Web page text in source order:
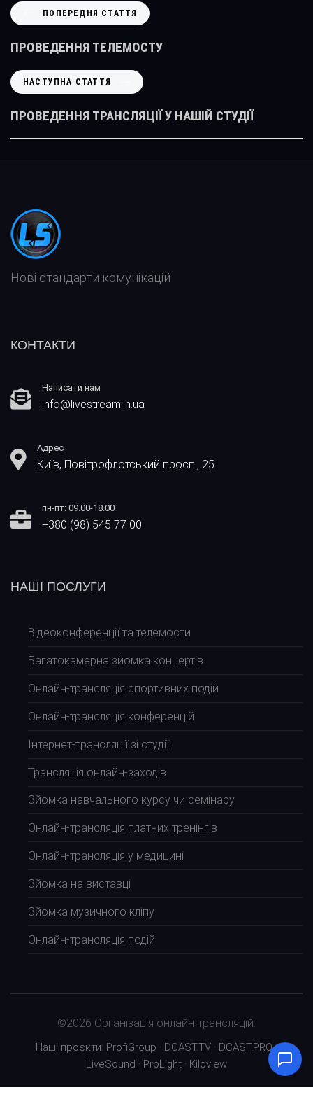
П
О
П
Р
Е
Н
Я
Т
Я
ПОПЕРЕДНЯ СТАТТЯ
ПРОВЕДЕННЯ ТЕЛЕМОСТУ
Н
А
С
У
Т
А
Т
Т
Я
НАСТУПНА СТАТТЯ
ПРОВЕДЕННЯ ТРАНСЛЯЦІЇ У НАШІЙ СТУДІЇ
Нові стандарти комунікацій
КОНТАКТИ
Написати нам
info@livestream.in.ua
Адрес
Київ, Повітрофлотський просп., 25
пн-пт: 09.00-18.00
+380 (98) 545 77 00
НАШІ ПОСЛУГИ
Відеоконференції та телемости
Багатокамерна зйомка концертів
Онлайн-трансляція спортивних подій
Онлайн-трансляція конференцій
Інтернет-трансляції зі студії
Трансляція онлайн-заходів
Зйомка навчального курсу чи семінару
Онлайн-трансляція платних тренінгів
Онлайн-трансляція у медицині
Зйомка на виставці
Зйомка музичного кліпу
Онлайн-трансляція подій
©2026 Організація онлайн-трансляцій.
Наші проєкти: ProfiGroup · DCAST.TV · DCAST.PRO·
LiveSound · ProLight · Kiloview